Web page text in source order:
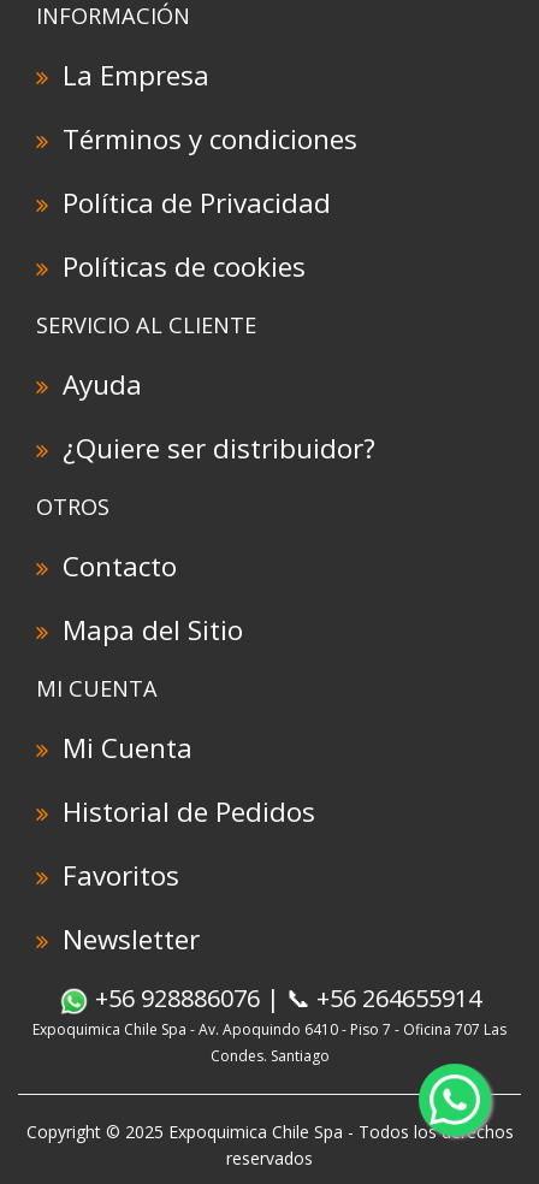
INFORMACIÓN
La Empresa
Términos y condiciones
Política de Privacidad
Políticas de cookies
SERVICIO AL CLIENTE
Ayuda
¿Quiere ser distribuidor?
OTROS
Contacto
Mapa del Sitio
MI CUENTA
Mi Cuenta
Historial de Pedidos
Favoritos
Newsletter
+56 928886076 | 📞 +56 264655914
Expoquimica Chile Spa - Av. Apoquindo 6410 - Piso 7 - Oficina 707 Las
Condes. Santiago
Copyright © 2025 Expoquimica Chile Spa - Todos los derechos
reservados